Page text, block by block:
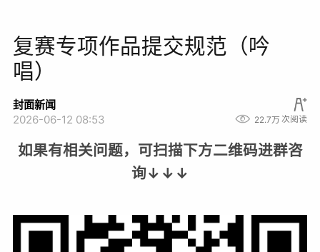
复赛专项作品提交规范（吟
唱）
封面新闻
2026-06-12 08:53
22.7万 次阅读
如果有相关问题，可扫描下方二维码进群咨
询↓↓↓